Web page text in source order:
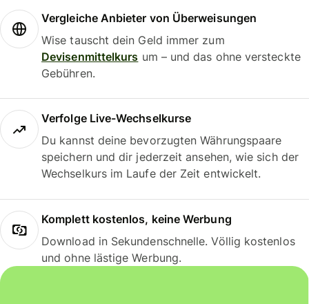
Vergleiche Anbieter von Überweisungen
Wise tauscht dein Geld immer zum
Devisenmittelkurs um – und das ohne versteckte
Gebühren.
Verfolge Live-Wechselkurse
Du kannst deine bevorzugten Währungspaare
speichern und dir jederzeit ansehen, wie sich der
Wechselkurs im Laufe der Zeit entwickelt.
Komplett kostenlos, keine Werbung
Download in Sekundenschnelle. Völlig kostenlos
und ohne lästige Werbung.